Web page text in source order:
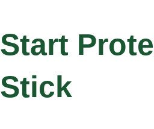
Start
Stick